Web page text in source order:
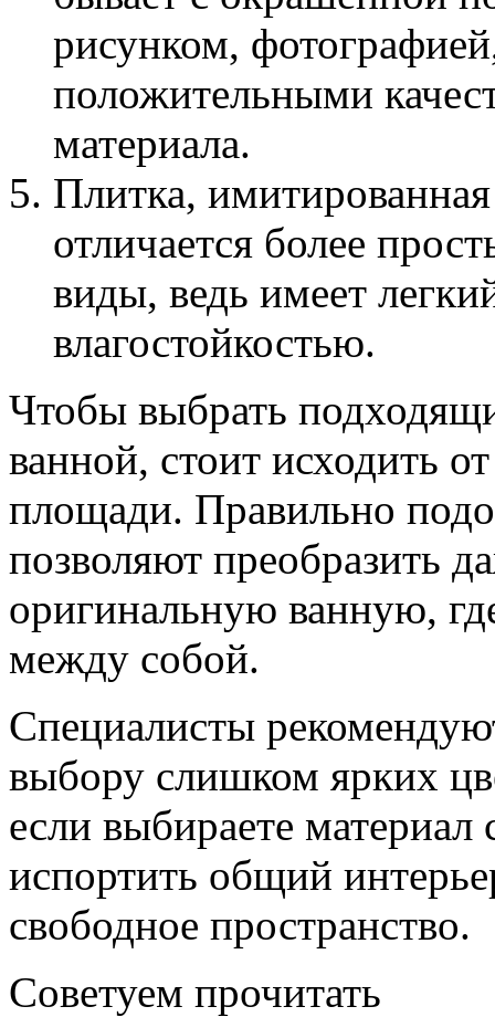
рисунком,
положительными
материала.
Плитка,
отличается более
виды, ведь имеет
влагостойкостью.
Чтобы выбрать
ванной, стоит исходить
площади. Правильно
позволяют преобразить
оригинальную ванную,
между собой.
Специалисты
выбору слишком ярких
если выбираете
испортить общий
свободное пространство.
Советуем прочитать